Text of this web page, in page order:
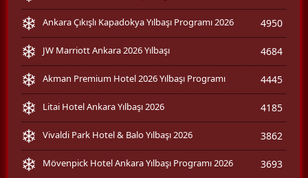
Ankara Çıkışlı Kapadokya Yılbaşı Programı 2026 4950
JW Marriott Ankara 2026 Yılbaşı 4684
Akman Premium Hotel 2026 Yılbaşı Programı 4445
Litai Hotel Ankara Yılbaşı 2026 4185
Vivaldi Park Hotel & Balo Yılbaşı 2026 3862
Mövenpick Hotel Ankara Yılbaşı Programı 2026 3693